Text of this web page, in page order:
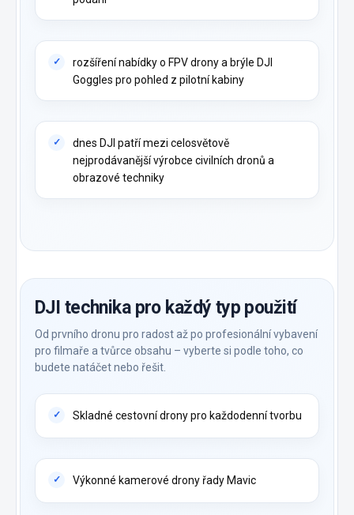
rozšíření nabídky o FPV drony a brýle DJI
Goggles pro pohled z pilotní kabiny
dnes DJI patří mezi celosvětově
nejprodávanější výrobce civilních dronů a
obrazové techniky
DJI technika pro každý typ použití
Od prvního dronu pro radost až po profesionální vybavení
pro filmaře a tvůrce obsahu – vyberte si podle toho, co
budete natáčet nebo řešit.
Skladné cestovní drony pro každodenní tvorbu
Výkonné kamerové drony řady Mavic